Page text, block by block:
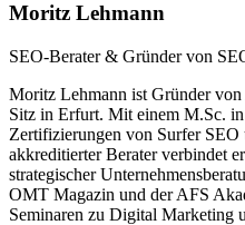
Moritz Lehmann
SEO-Berater & Gründer von
Moritz Lehmann ist Gründer
Sitz in Erfurt. Mit einem M.Sc.
Zertifizierungen von Surfer
akkreditierter Berater verbindet
strategischer
OMT Magazin und der AFS
Seminaren zu Digital Marketing